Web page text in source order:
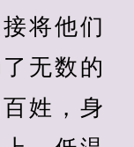
将他们
无数的
姓，身